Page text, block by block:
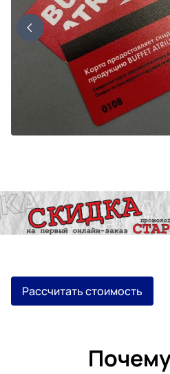
Рассчитать стоимость